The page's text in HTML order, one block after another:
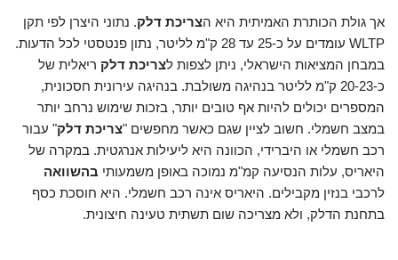
אך גולת הכותרת האמיתית היא הצריכת דלק. נתוני היצרן לפי תקן
WLTP עומדים על כ-25 עד 28 ק"מ לליטר, נתון פנטסטי לכל הדעות.
במבחן המציאות הישראלי, ניתן לצפות לצריכת דלק ריאלית של
כ-20-23 ק"מ לליטר בנהיגה משולבת. בנהיגה עירונית חסכונית,
המספרים יכולים להיות אף טובים יותר, בזכות שימוש נרחב יותר
במצב חשמלי. חשוב לציין שגם כאשר מחפשים "צריכת דלק" עבור
רכב חשמלי או היברידי, הכוונה היא ליעילות אנרגטית. במקרה של
היאריס, עלות הנסיעה קמ"מ נמוכה באופן משמעותי בהשוואה
לרכבי בנזין מקבילים. היאריס אינה רכב חשמלי. היא חוסכת כסף
בתחנת הדלק, ולא מצריכה שום תשתית טעינה חיצונית.